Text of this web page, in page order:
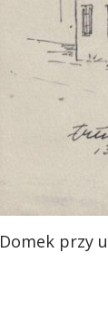
Domek przy